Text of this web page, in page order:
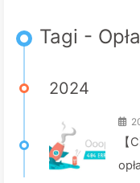
Tagi -
2024
【